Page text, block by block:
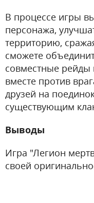
В процессе игры
персонажа,
территорию,
сможете
совместные рейды
вместе против
друзей на
существующим
Выводы
Игра "Легион
своей